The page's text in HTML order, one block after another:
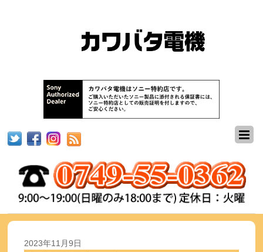
2023年11月9日